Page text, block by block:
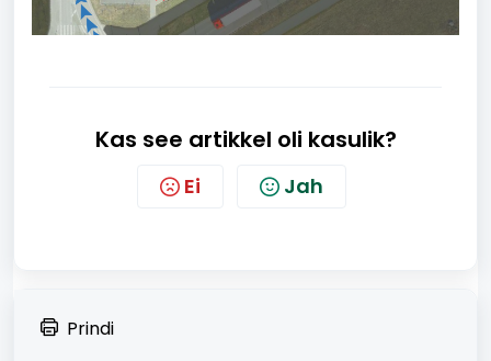
Kas see artikkel oli kasulik?
Ei Jah
Prindi